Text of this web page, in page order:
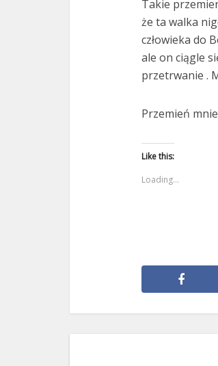
Takie
że ta walka
człowieka do
ale on ciągle
przetrwanie .
Przemień
Like this:
Loading...